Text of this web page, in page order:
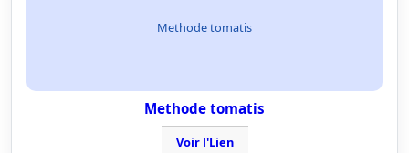
Methode tomatis
Methode tomatis
Voir l'Lien